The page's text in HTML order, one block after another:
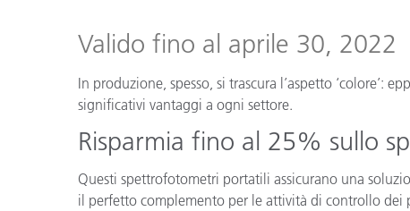
Valido fino al aprile 30, 2022
In produzione, spesso, si trascura l’aspetto ‘colore’:
significativi vantaggi a ogni settore.
Risparmia fino al 25% sullo
Questi spettrofotometri portatili assicurano una
il perfetto complemento per le attività di controllo dei